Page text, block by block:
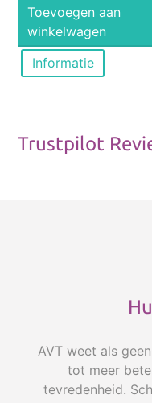
De voet van de
standaard input-
externe microfoon
te stellen zijn als
specifieke functies
De afneembare
flexibele top,
in de juiste positie
naar gelang het
Skype en VOIP-
videoconferencing
Toevoegen aan
winkelwagen
Informatie
Trustpilot
AVT weet als
tot meer
tevredenheid.